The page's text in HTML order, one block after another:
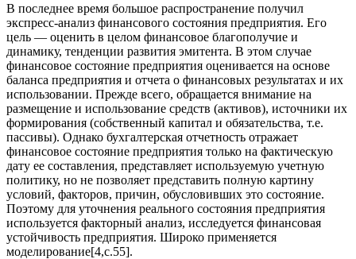
В последнее время большое распространение получил
экспресс-анализ финансового состояния предприятия. Его
цель — оценить в целом финансовое благополучие и
динамику, тенденции развития эмитента. В этом случае
финансовое состояние предприятия оценивается на основе
баланса предприятия и отчета о финансовых результатах и их
использовании. Прежде всего, обращается внимание на
размещение и использование средств (активов), источники их
формирования (собственный капитал и обязательства, т.е.
пассивы). Однако бухгалтерская отчетность отражает
финансовое состояние предприятия только на фактическую
дату ее составления, представляет используемую учетную
политику, но не позволяет представить полную картину
условий, факторов, причин, обусловивших это состояние.
Поэтому для уточнения реального состояния предприятия
используется факторный анализ, исследуется финансовая
устойчивость предприятия. Широко применяется
моделирование[4,c.55].